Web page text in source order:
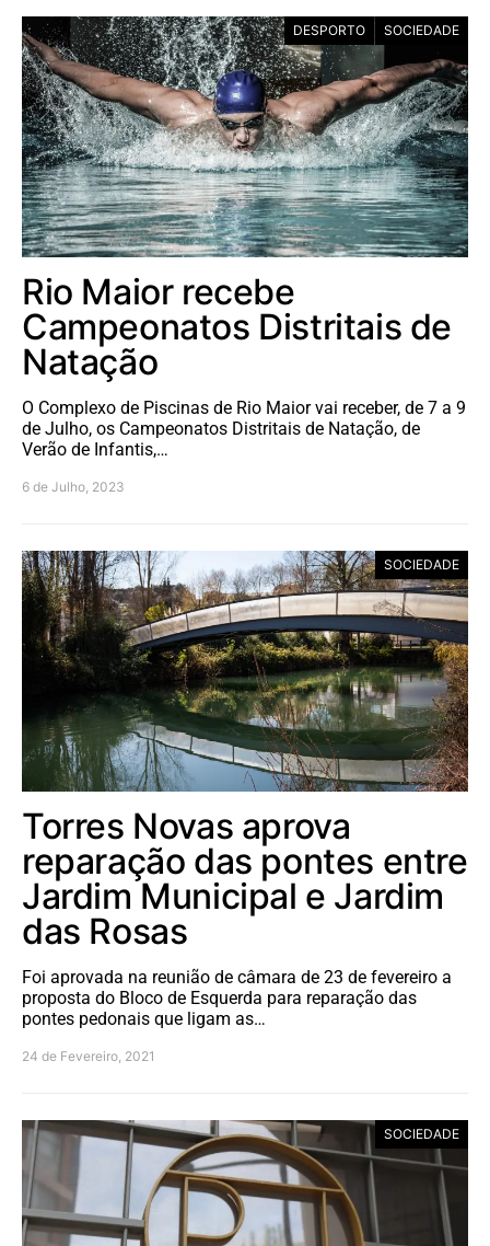
DESPORTO SOCIEDADE
Rio Maior recebe
Campeonatos Distritais de
Natação
O Complexo de Piscinas de Rio Maior vai receber, de 7 a 9
de Julho, os Campeonatos Distritais de Natação, de
Verão de Infantis,…
6 de Julho, 2023
SOCIEDADE
Torres Novas aprova
reparação das pontes entre
Jardim Municipal e Jardim
das Rosas
Foi aprovada na reunião de câmara de 23 de fevereiro a
proposta do Bloco de Esquerda para reparação das
pontes pedonais que ligam as…
24 de Fevereiro, 2021
SOCIEDADE